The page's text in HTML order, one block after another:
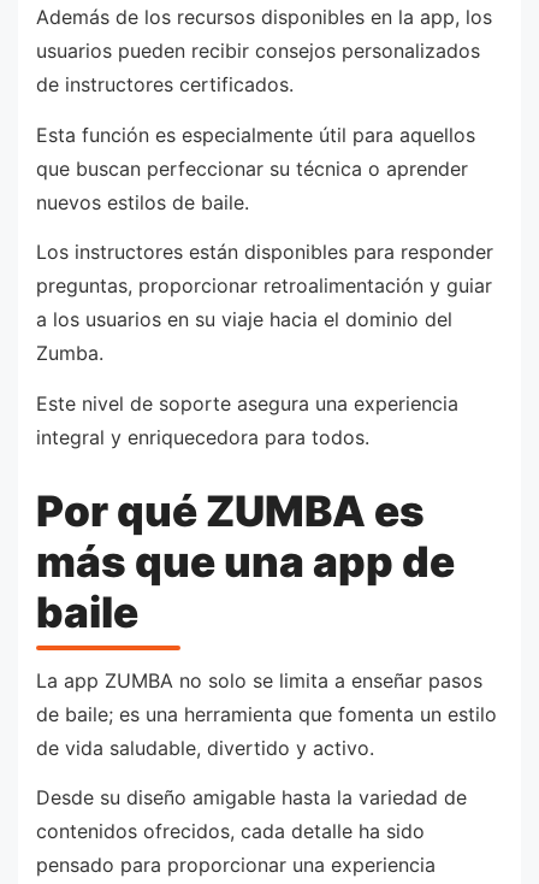
Además de los recursos disponibles en la app, los
usuarios pueden recibir consejos personalizados
de instructores certificados.
Esta función es especialmente útil para aquellos
que buscan perfeccionar su técnica o aprender
nuevos estilos de baile.
Los instructores están disponibles para responder
preguntas, proporcionar retroalimentación y guiar
a los usuarios en su viaje hacia el dominio del
Zumba.
Este nivel de soporte asegura una experiencia
integral y enriquecedora para todos.
Por qué ZUMBA es
más que una app de
baile
La app ZUMBA no solo se limita a enseñar pasos
de baile; es una herramienta que fomenta un estilo
de vida saludable, divertido y activo.
Desde su diseño amigable hasta la variedad de
contenidos ofrecidos, cada detalle ha sido
pensado para proporcionar una experiencia